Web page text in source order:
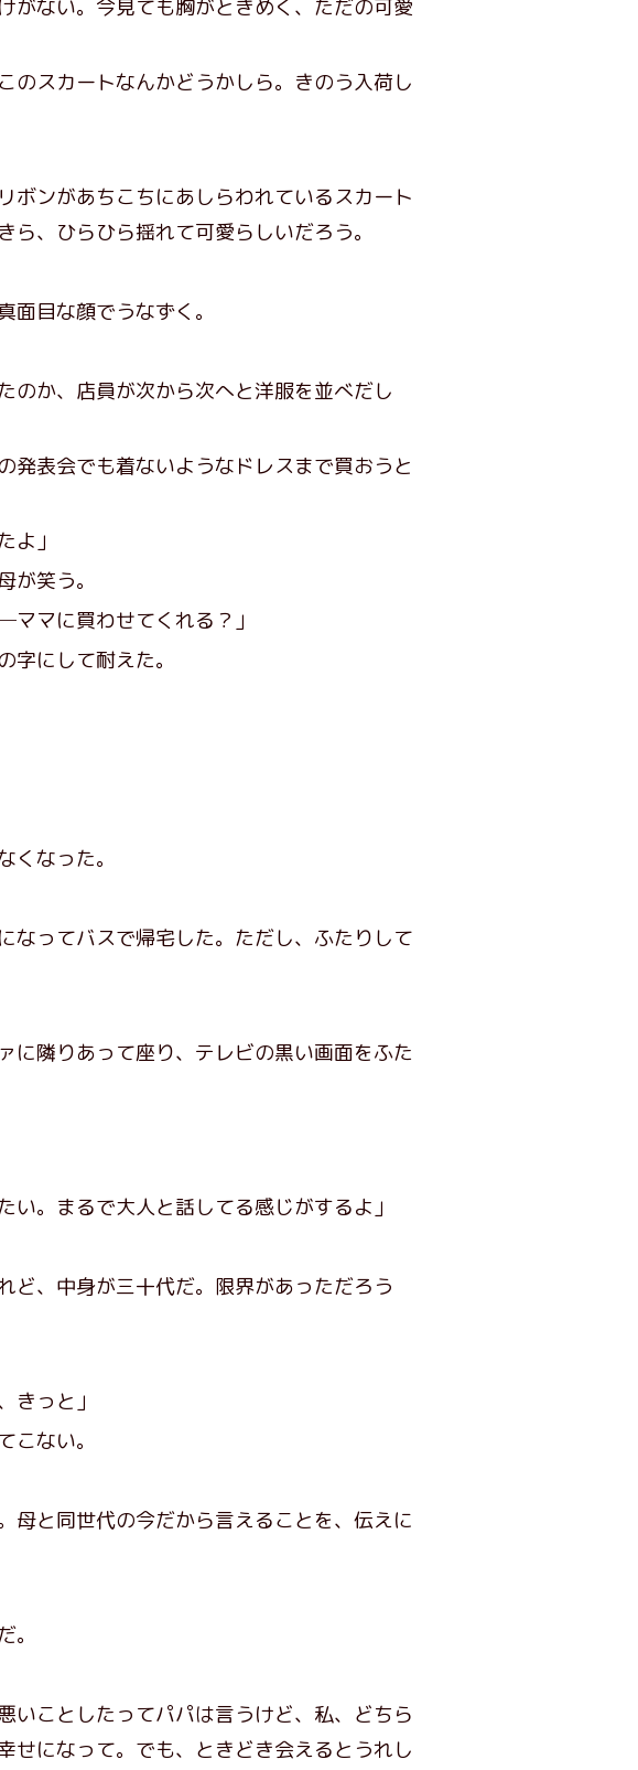
ない。今見ても胸がときめく、ただの可愛
スカートなんかどうかしら。きのう入荷し
ンがあちこちにあしらわれているスカート
、ひらひら揺れて可愛らしいだろう。
目な顔でうなずく。
か、店員が次から次へと洋服を並べだし
表会でも着ないようなドレスまで買おうと
よ」
笑う。
マに買わせてくれる？」
にして耐えた。
なった。
ってバスで帰宅した。ただし、ふたりして
隣りあって座り、テレビの黒い画面をふた
い。まるで大人と話してる感じがするよ」
、中身が三十代だ。限界があっただろう
きっと」
ない。
と同世代の今だから言えることを、伝えに
いことしたってパパは言うけど、私、どちら
せになって。でも、ときどき会えるとうれし